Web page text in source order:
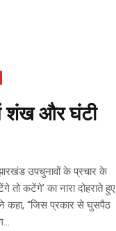
में शंख और घंटी
उपचुनावों के प्रचार के
तो कटेंगे’ का नारा दोहराते हुए
कहा, “जिस प्रकार से घुसपैठ